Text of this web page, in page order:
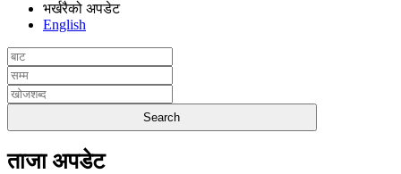
भर्खरैको अपडेट
English
ताजा अपडेट